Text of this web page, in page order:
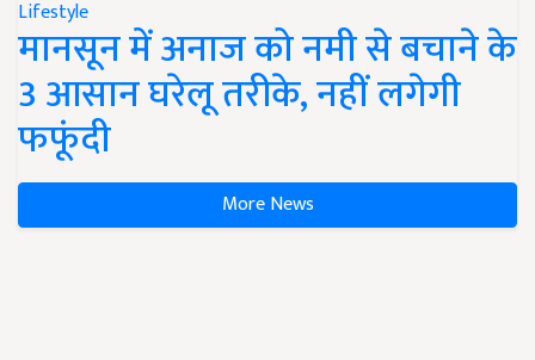
Lifestyle
मानसून में अनाज को नमी से बचाने के
3 आसान घरेलू तरीके, नहीं लगेगी
फफूंदी
More News